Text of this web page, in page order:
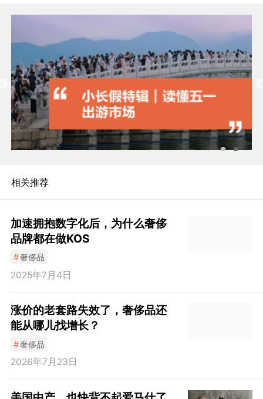
相关推荐
加速拥抱数字化后，为什么奢侈
品牌都在做KOS
#奢侈品
2025年7月4日
涨价的老套路失效了，奢侈品还
能从哪儿找增长？
#奢侈品
2026年7月23日